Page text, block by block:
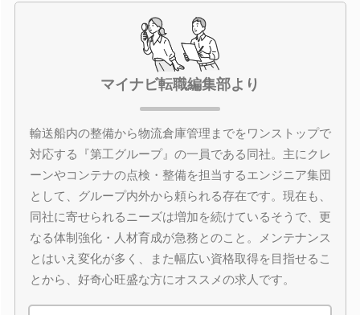
マイナビ転職編集部より
輸送船内の整備から物流倉庫管理までをワンストップで
対応する『第工グループ』の一員である同社。主にクレ
ーンやコンテナの点検・整備を担当するエンジニア集団
として、グループ内外から頼られる存在です。現在も、
同社に寄せられるニーズは増加を続けているそうで、更
なる体制強化・人材育成が急務とのこと。メンテナンス
とはいえ変化が多く、また幅広い資格取得を目指せるこ
とから、好奇心旺盛な方にオススメの求人です。